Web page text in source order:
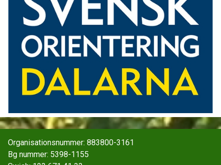
Organisationsnummer: 883800-3161
Bg nummer: 5398-1155